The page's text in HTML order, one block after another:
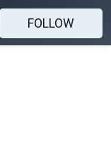
FOLLOW